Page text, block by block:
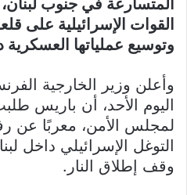
المتسارعة في جنوب
القوات الإسرائيلية على
وتوسيع عملياتها العسكرية
وأعلن وزير الخارجية
اليوم الأحد، أن باريس
لمجلس الأمن، معربًا عن
التوغل الإسرائيلي داخل
وقف إطلاق النار.